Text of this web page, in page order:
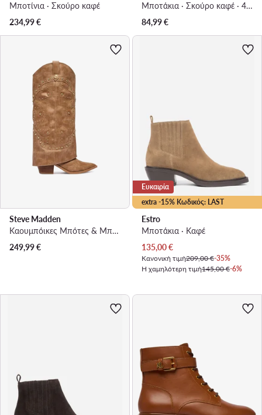
Μποτίνια · Σκούρο καφέ
234,99€
Μποτάκια · Σκούρο καφέ · 4.5 cm
84,99€
Steve Madden
Καουμπόικες Μπότες & Μποτάκια · Καφέ
249,99€
extra -15% Κωδικός: LAST
Ευκαιρία
Estro
Μποτάκια · Καφέ
Τρέχουσα τιμή
135,00€
Κανονική τιμή209,00 €-35%
Η χαμηλότερη τιμή145,00 €-6%